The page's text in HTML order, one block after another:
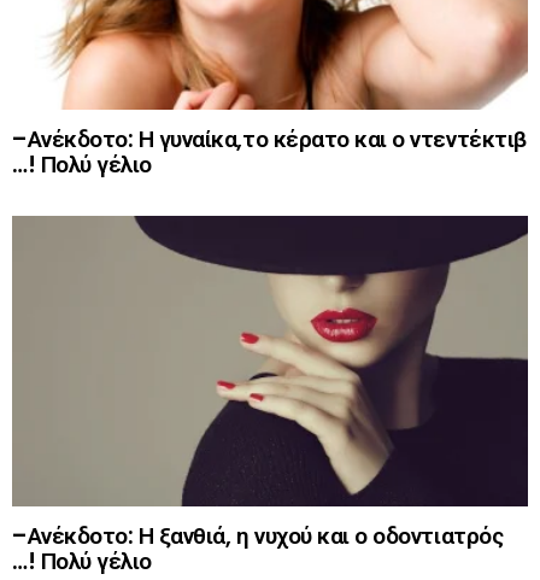
–Ανέκδοτο: Η γυναίκα,το κέρατο και ο ντεντέκτιβ
…! Πολύ γέλιο
–Ανέκδοτο: Η ξανθιά, η νυχού και ο οδοντιατρός
…! Πολύ γέλιο